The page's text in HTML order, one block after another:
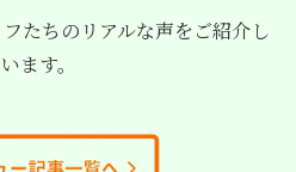
たちのリアルな声をご紹介し
ます。